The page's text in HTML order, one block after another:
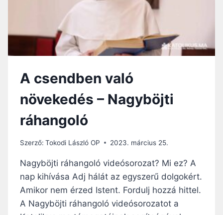
A csendben való
növekedés – Nagyböjti
ráhangoló
Szerző: Tokodi László OP 2023. március 25.
Nagyböjti ráhangoló videósorozat? Mi ez? A
nap kihívása Adj hálát az egyszerű dolgokért.
Amikor nem érzed Istent. Fordulj hozzá hittel.
A Nagyböjti ráhangoló videósorozatot a